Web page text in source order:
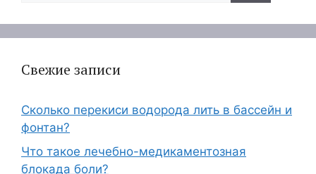
Свежие записи
Сколько перекиси водорода лить в бассейн и
фонтан?
Что такое лечебно-медикаментозная
блокада боли?